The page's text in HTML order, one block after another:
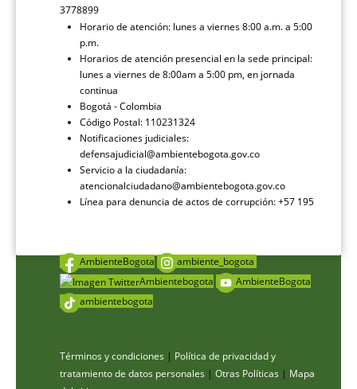
3778899
Horario de atención: lunes a viernes 8:00 a.m. a 5:00
p.m.
Horarios de atención presencial en la sede principal:
lunes a viernes de 8:00am a 5:00 pm, en jornada
continua
Bogotá - Colombia
Código Postal: 110231324
Notificaciones judiciales:
defensajudicial@ambientebogota.gov.co
Servicio a la ciudadanía:
atencionalciudadano@ambientebogota.gov.co
Línea para denuncia de actos de corrupción: +57 195
AmbienteBogota
ambiente_bogota
Ambientebogota
AmbienteBogota
ambientebogota
Términos y condiciones | Política de privacidad y
tratamiento de datos personales | Otras Políticas | Mapa